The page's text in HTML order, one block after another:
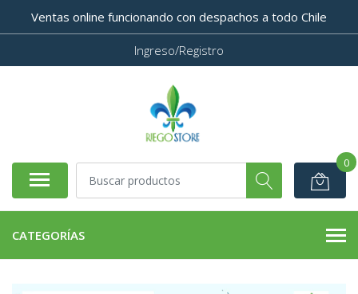
Ventas online funcionando con despachos a todo Chile
Ingreso/Registro
0
CATEGORÍAS